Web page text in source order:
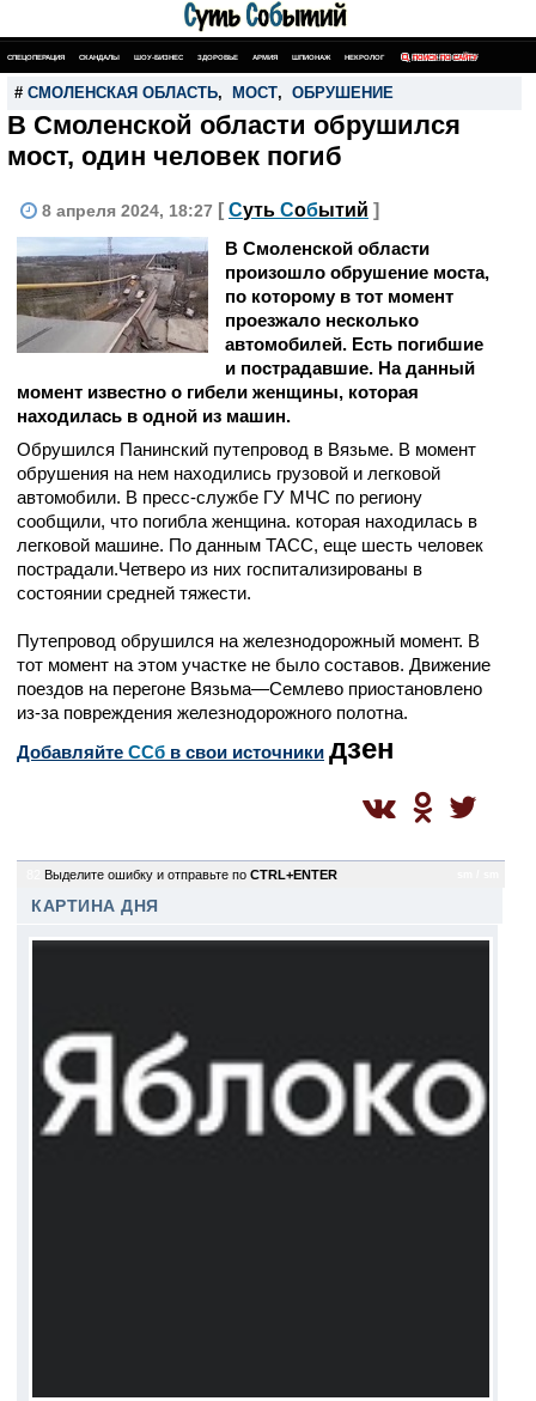
СПЕЦОПЕРАЦИЯ СКАНДАЛЫ ШОУ-БИЗНЕС ЗДОРОВЬЕ АРМИЯ ШПИОНАЖ НЕКРОЛОГ ПОИСК ПО САЙТУ
# СМОЛЕНСКАЯ ОБЛАСТЬ, МОСТ, ОБРУШЕНИЕ
В Смоленской области обрушился
мост, один человек погиб
8 апреля 2024, 18:27 [ Суть Событий ]
В Смоленской области
произошло обрушение моста,
по которому в тот момент
проезжало несколько
автомобилей. Есть погибшие
и пострадавшие. На данный
момент известно о гибели женщины, которая
находилась в одной из машин.
Обрушился Панинский путепровод в Вязьме. В момент
обрушения на нем находились грузовой и легковой
автомобили. В пресс-службе ГУ МЧС по региону
сообщили, что погибла женщина. которая находилась в
легковой машине. По данным ТАСС, еще шесть человек
пострадали.Четверо из них госпитализированы в
состоянии средней тяжести.
Путепровод обрушился на железнодорожный момент. В
тот момент на этом участке не было составов. Движение
поездов на перегоне Вязьма—Семлево приостановлено
из-за повреждения железнодорожного полотна.
Добавляйте CСб в свои источники дзен
Выделите ошибку и отправьте по CTRL+ENTER
КАРТИНА ДНЯ